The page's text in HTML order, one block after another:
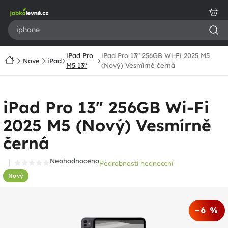
obsah
DomůNové iPad
iPad Pro
M5 13"
iPad Pro 13" 256GB Wi-Fi 2025 M5
(Nový) Vesmírně černá
iPad Pro 13" 256GB Wi-Fi
2025 M5 (Nový) Vesmírně
černá
Nový
NeohodnocenoPodrobnosti hodnocení
–6 %